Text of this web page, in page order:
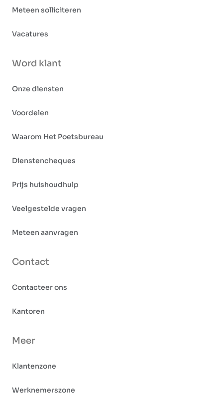
Meteen solliciteren
Vacatures
Word klant
Onze diensten
Voordelen
Waarom Het Poetsbureau
Dienstencheques
Prijs huishoudhulp
Veelgestelde vragen
Meteen aanvragen
Contact
Contacteer ons
Kantoren
Meer
Klantenzone
Werknemerszone